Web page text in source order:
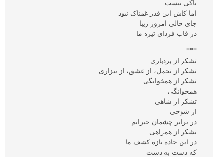
باکی نیست
اما کاش این قدر غمناک نبود
جای خالی امروز زیبا
در قاب فردای تیره ما
***
تشکر از بردباری
تشکر از تحمل، از عشق، از بیزاری
تشکر از همخوابگی
همخوانگی
تشکر از شاهی
از شوخی
در برابر چشمان حیرانم
تشکر از همراهی
در این جاده تازه کشف ما
که دست به دست